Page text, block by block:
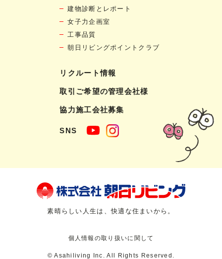
建物診断とレポート
女子力企画室
工事品質
朝日リビングポイントクラブ
リクルート情報
取引ご希望の管理会社様
協力施工会社募集
SNS
素晴らしい人生は、快適な住まいから。
個人情報の取り扱いに関して
© Asahiliving Inc. All Rights Reserved.